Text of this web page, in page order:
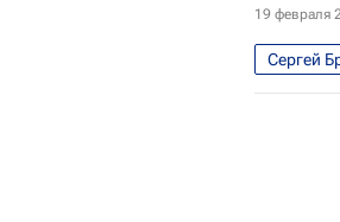
19 февраля
Сергей